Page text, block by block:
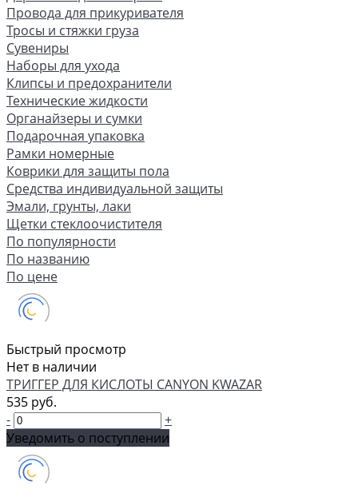
Провода для прикуривателя
Тросы и стяжки груза
Сувениры
Наборы для ухода
Клипсы и предохранители
Технические жидкости
Органайзеры и сумки
Подарочная упаковка
Рамки номерные
Коврики для защиты пола
Средства индивидуальной защиты
Эмали, грунты, лаки
Щетки стеклоочистителя
По популярности
По названию
По цене
Быстрый просмотр
Нет в наличии
ТРИГГЕР ДЛЯ КИСЛОТЫ CANYON KWAZAR
535 руб.
-
+
Уведомить о поступлении